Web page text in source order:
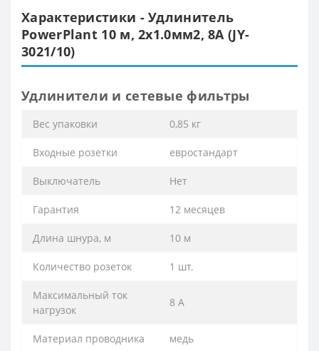
Характеристики - Удлинитель
PowerPlant 10 м, 2x1.0мм2, 8А (JY-
3021/10)
Удлинители и сетевые фильтры
Вес упаковки 0,85 кг
Входные розетки евростандарт
Выключатель Нет
Гарантия 12 месяцев
Длина шнура, м 10 м
Количество розеток 1 шт.
Максимальный ток
нагрузок
8 А
Материал проводника медь